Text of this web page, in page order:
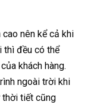
nên kể cả khi
thì đều có thể
khách hàng.
ngoài trời khi
tiết cũng